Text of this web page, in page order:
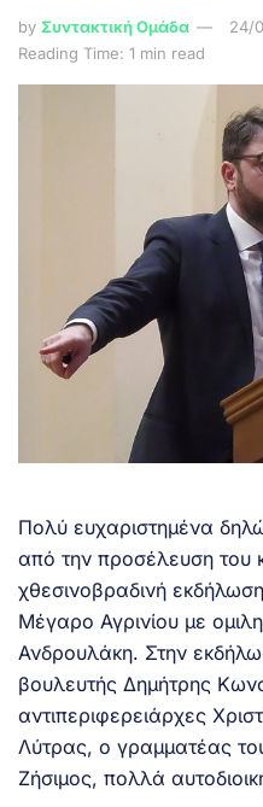
by Συντακτική Ομάδα
24/
Reading Time: 1 min read
Πολύ ευχαριστημένα
από την προσέλευση του
χθεσινοβραδινή
Μέγαρο Αγρινίου με
Ανδρουλάκη. Στην
βουλευτής Δημήτρης
αντιπεριφερειάρχες
Λύτρας, ο γραμματέας
Ζήσιμος, πολλά